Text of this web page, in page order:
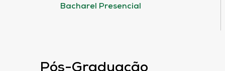
Bacharel Presencial
Pós-Graduação